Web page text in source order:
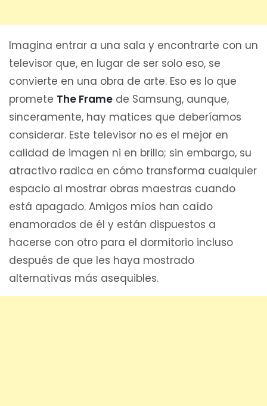
Imagina entrar a una sala y encontrarte con un
televisor que, en lugar de ser solo eso, se
convierte en una obra de arte. Eso es lo que
promete The Frame de Samsung, aunque,
sinceramente, hay matices que deberíamos
considerar. Este televisor no es el mejor en
calidad de imagen ni en brillo; sin embargo, su
atractivo radica en cómo transforma cualquier
espacio al mostrar obras maestras cuando
está apagado. Amigos míos han caído
enamorados de él y están dispuestos a
hacerse con otro para el dormitorio incluso
después de que les haya mostrado
alternativas más asequibles.